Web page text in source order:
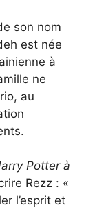
son nom
est née
à
ne
au
Potter à
Rezz : «
l’esprit et